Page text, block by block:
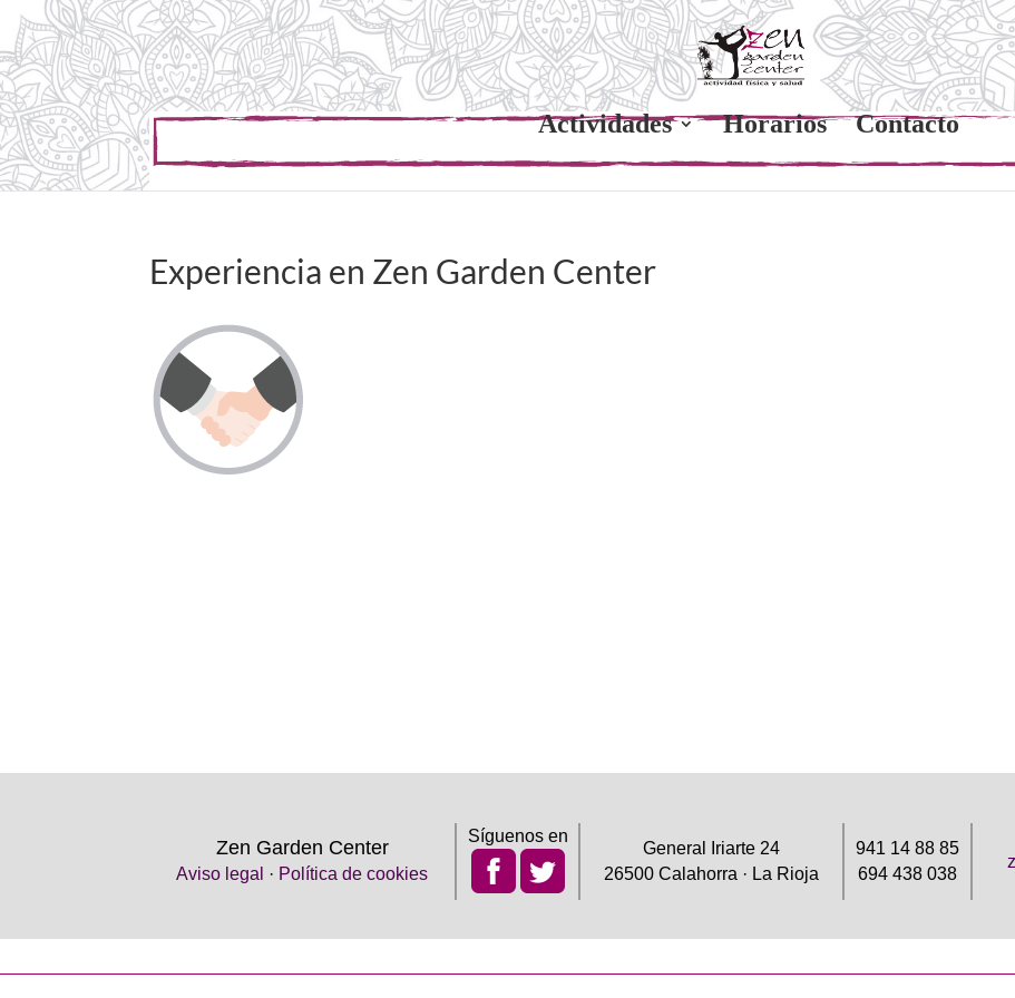
Actividades Horarios Contacto
Experiencia en Zen Garden Center
Zen Garden Center
Aviso legal · Política de cookies
Síguenos en
General Iriarte 24
26500 Calahorra · La Rioja
941 14 88 85
694 438 038